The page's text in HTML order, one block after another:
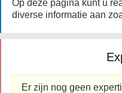
Op deze pagina kunt u
diverse informatie aan
Er zijn nog geen